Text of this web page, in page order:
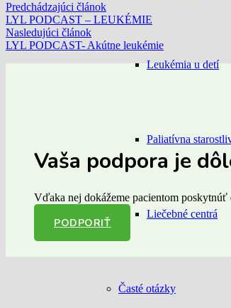
Leukémia u detí
Paliatívna
Liečebné centrá
Časté otázky
Predchádzajúci článok
LYL PODCAST – LEUKÉMIE
Nasledujúci článok
LYL PODCAST- Akútne leukémie
Vaša podpora je
Vďaka nej dokážeme pacientom
PODPORIŤ